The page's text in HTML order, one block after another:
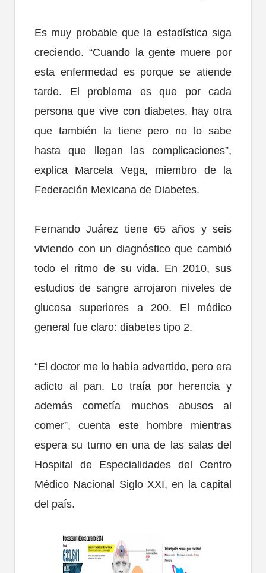
Es muy probable que la estadística siga
creciendo. “Cuando la gente muere por
esta enfermedad es porque se atiende
tarde. El problema es que por cada
persona que vive con diabetes, hay otra
que también la tiene pero no lo sabe
hasta que llegan las complicaciones”,
explica Marcela Vega, miembro de la
Federación Mexicana de Diabetes.
Fernando Juárez tiene 65 años y seis
viviendo con un diagnóstico que cambió
todo el ritmo de su vida. En 2010, sus
estudios de sangre arrojaron niveles de
glucosa superiores a 200. El médico
general fue claro: diabetes tipo 2.
“El doctor me lo había advertido, pero era
adicto al pan. Lo traía por herencia y
además cometía muchos abusos al
comer”, cuenta este hombre mientras
espera su turno en una de las salas del
Hospital de Especialidades del Centro
Médico Nacional Siglo XXI, en la capital
del país.